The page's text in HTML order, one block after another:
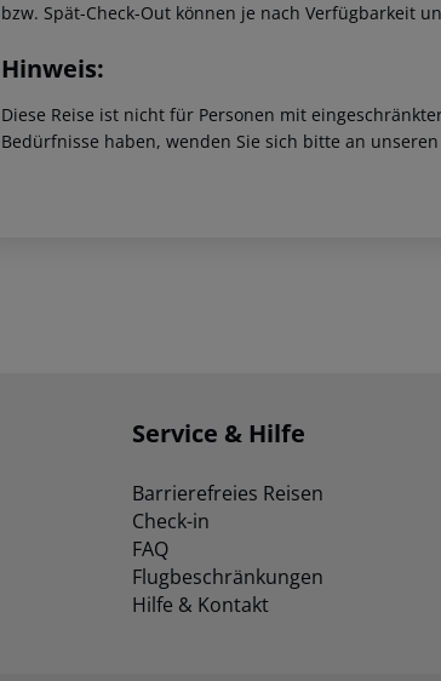
bzw. Spät-Check-Out können je nach Verfügbarkeit
Hinweis:
Diese Reise ist nicht für Personen mit
Bedürfnisse haben, wenden Sie sich bitte an
Service & Hilfe
Barrierefreies Reisen
Check-in
FAQ
Flugbeschränkungen
Hilfe & Kontakt